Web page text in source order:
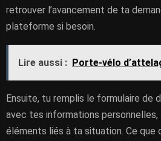
retrouver l’avancement de ta
plateforme si besoin.
Lire aussi : Porte-vélo
Ensuite, tu remplis le formulaire de
avec tes informations
éléments liés à ta situation. Ce que